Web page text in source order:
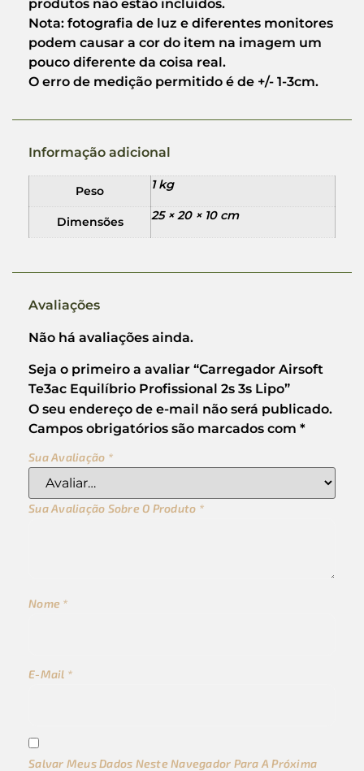
produtos não estão incluídos.
Nota: fotografia de luz e diferentes monitores
podem causar a cor do item na imagem um
pouco diferente da coisa real.
O erro de medição permitido é de +/- 1-3cm.
Informação adicional
Peso 1 kg
Dimensões 25 × 20 × 10 cm
Avaliações
Não há avaliações ainda.
Seja o primeiro a avaliar “Carregador Airsoft
Te3ac Equilíbrio Profissional 2s 3s Lipo”
O seu endereço de e-mail não será publicado.
Campos obrigatórios são marcados com *
Sua Avaliação *
Sua Avaliação Sobre O Produto *
Nome *
E-Mail *
Salvar Meus Dados Neste Navegador Para A Próxima